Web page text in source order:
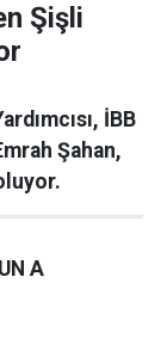
Şişli
İBB
Şahan,
A